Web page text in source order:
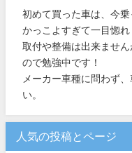
初めて買った車は、今乗
かっこよすぎて一目惚
取付や整備は出来ませ
ので勉強中です！
メーカー車種に問わず
い。
人気の投稿とページ